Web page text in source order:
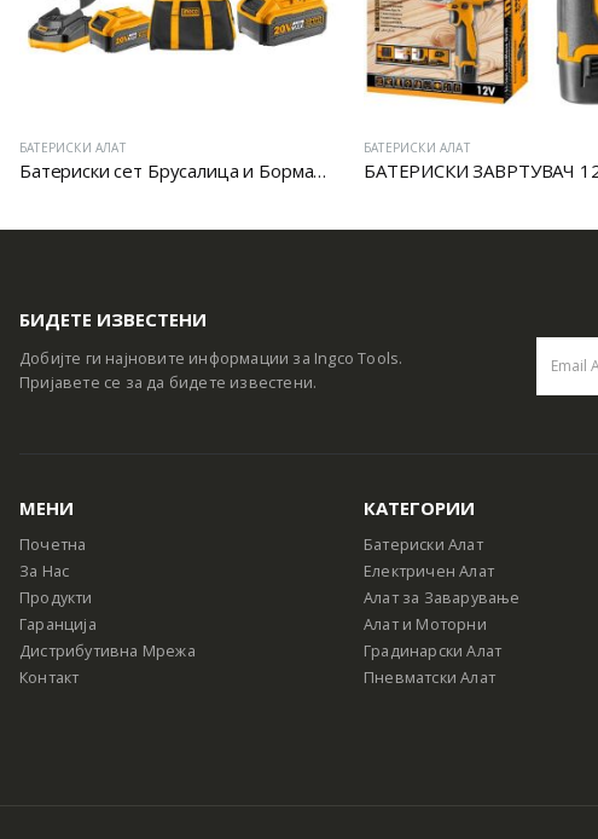
БАТЕРИСКИ АЛАТ
Батериски сет Брусалица и Бормашина 20V
БАТЕРИСКИ АЛАТ
БАТЕРИСКИ ЗАВРТУВАЧ
БИДЕТЕ ИЗВЕСТЕНИ
Добијте ги најновите информации за Ingco Tools.
Пријавете се за да бидете известени.
МЕНИ
Почетна
За Нас
Продукти
Гаранција
Дистрибутивна Мрежа
Контакт
КАТЕГОРИИ
Батериски Алат
Електричен Алат
Алат за Заварување
Алат и Моторни
Градинарски Алат
Пневматски Алат